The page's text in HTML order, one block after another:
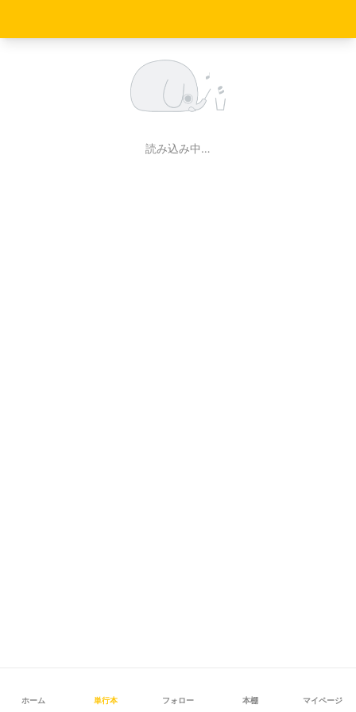
読み込み中…
ホーム 単行本 フォロー 本棚 マイページ